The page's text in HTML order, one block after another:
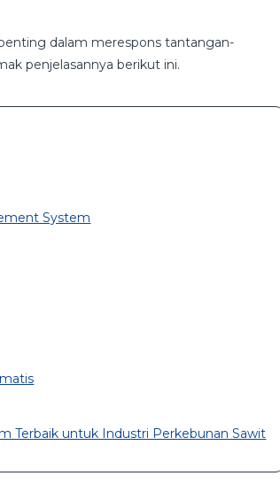
dalam merespons tantangan-
penjelasannya berikut ini.
System
Terbaik untuk Industri Perkebunan Sawit